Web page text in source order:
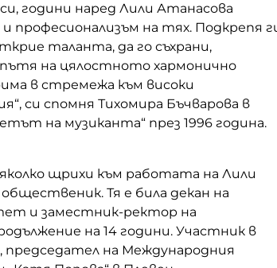
години наред Лили Атанасова
професионализъм на тях. Подкрепя
таланта, да го съхрани,
на цялостното хармонично
в стремежа към високи
си спомня Тихомира Бъчварова в
на музиканта“ през 1996 година.
щрихи към работата на Лили
Тя е била декан на
и заместник-ректор на
на 14 години. Участник в
председател на Международния